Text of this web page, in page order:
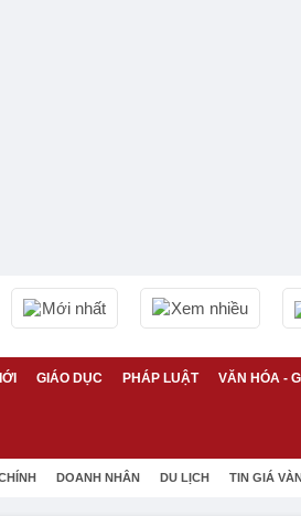
Mới nhất Xem nhiều
GIÁO DỤC PHÁP LUẬT VĂN HÓA -
DOANH NHÂN DU LỊCH TIN GIÁ